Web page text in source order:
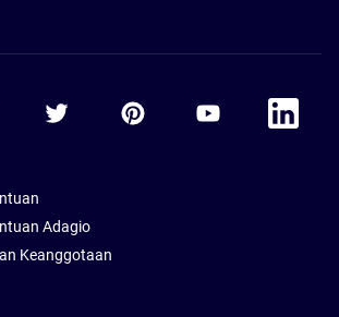
Accor TwitterAccor PinterestAccor Youtube
Accor
Adagio
Keanggotaan